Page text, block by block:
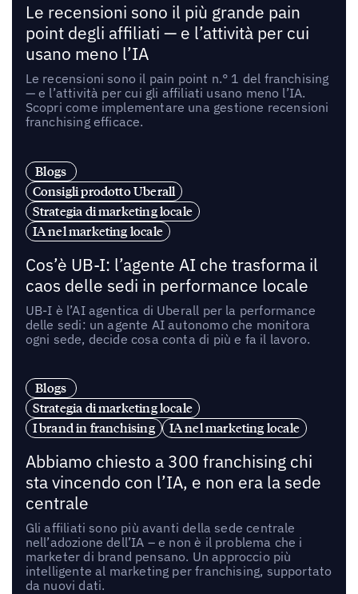
Le recensioni sono il più grande pain
point degli affiliati — e l’attività per cui
usano meno l’IA
Le recensioni sono il pain point n.° 1 del franchising
— e l’attività per cui gli affiliati usano meno l’IA.
Scopri come implementare una gestione recensioni
franchising efficace.
Blogs
Consigli prodotto Uberall
Strategia di marketing locale
IA nel marketing locale
Cos’è UB-I: l’agente AI che trasforma il
caos delle sedi in performance locale
UB-I è l’AI agentica di Uberall per la performance
delle sedi: un agente AI autonomo che monitora
ogni sede, decide cosa conta di più e fa il lavoro.
Blogs
Strategia di marketing locale
I brand in franchising
IA nel marketing locale
Abbiamo chiesto a 300 franchising chi
sta vincendo con l’IA, e non era la sede
centrale
Gli affiliati sono più avanti della sede centrale
nell’adozione dell’IA – e non è il problema che i
marketer di brand pensano. Un approccio più
intelligente al marketing per franchising, supportato
da nuovi dati.